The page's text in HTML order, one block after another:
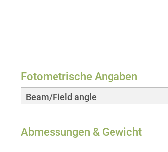
Fotometrische Angaben
Beam/Field angle
Abmessungen & Gewicht